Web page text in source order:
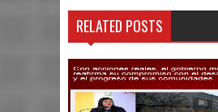
RELATED POSTS